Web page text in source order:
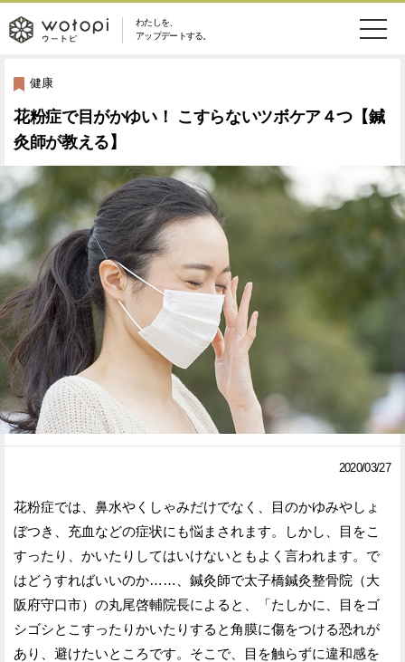
わたしを、
アップデートする。
wotopi
-
ウ
ー
ト
ピ
メ
ニ
ュ
ー
美容・コスメ 妊娠・出産
健康 ワークスタイル
ライフスタイル ファッション
ソーシャル
アイテム
ウートピとは？
Facebook
シ
ア
す
る
Twitter
シ
ア
す
る
健康
花粉症で目がかゆい！ こすらないツボケア４つ【鍼
灸師が教える】
2020/03/27
花粉症では、鼻水やくしゃみだけでなく、目のかゆみやしょ
ぼつき、充血などの症状にも悩まされます。しかし、目をこ
すったり、かいたりしてはいけないともよく言われます。で
はどうすればいいのか……、鍼灸師で太子橋鍼灸整骨院（大
阪府守口市）の丸尾啓輔院長によると、「たしかに、目をゴ
シゴシとこすったりかいたりすると角膜に傷をつける恐れが
あり、避けたいところです。そこで、目を触らずに違和感を